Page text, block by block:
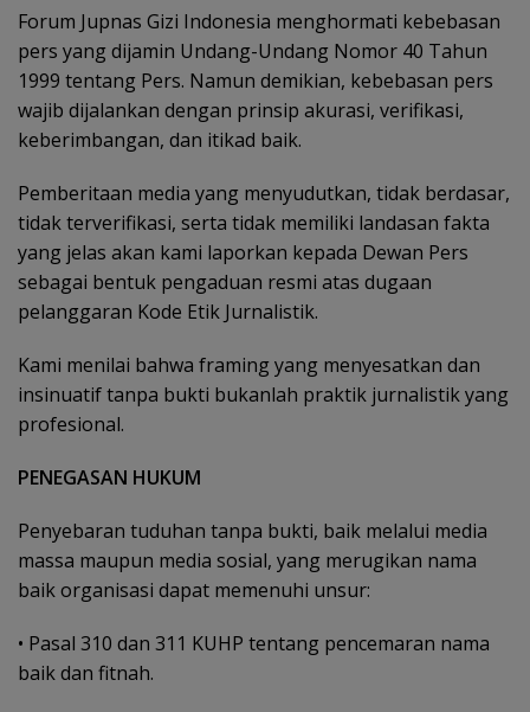
Forum Jupnas Gizi Indonesia menghormati kebebasan
pers yang dijamin Undang-Undang Nomor 40 Tahun
1999 tentang Pers. Namun demikian, kebebasan pers
wajib dijalankan dengan prinsip akurasi, verifikasi,
keberimbangan, dan itikad baik.
Pemberitaan media yang menyudutkan, tidak berdasar,
tidak terverifikasi, serta tidak memiliki landasan fakta
yang jelas akan kami laporkan kepada Dewan Pers
sebagai bentuk pengaduan resmi atas dugaan
pelanggaran Kode Etik Jurnalistik.
Kami menilai bahwa framing yang menyesatkan dan
insinuatif tanpa bukti bukanlah praktik jurnalistik yang
profesional.
PENEGASAN HUKUM
Penyebaran tuduhan tanpa bukti, baik melalui media
massa maupun media sosial, yang merugikan nama
baik organisasi dapat memenuhi unsur:
• Pasal 310 dan 311 KUHP tentang pencemaran nama
baik dan fitnah.